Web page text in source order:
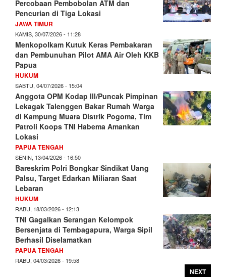
Percobaan Pembobolan ATM dan
Pencurian di Tiga Lokasi
JAWA TIMUR
KAMIS, 30/07/2026 - 11:28
Menkopolkam Kutuk Keras Pembakaran
dan Pembunuhan Pilot AMA Air Oleh KKB
Papua
HUKUM
SABTU, 04/07/2026 - 15:04
Anggota OPM Kodap III/Puncak Pimpinan
Lekagak Talenggen Bakar Rumah Warga
di Kampung Muara Distrik Pogoma, Tim
Patroli Koops TNI Habema Amankan
Lokasi
PAPUA TENGAH
SENIN, 13/04/2026 - 16:50
Bareskrim Polri Bongkar Sindikat Uang
Palsu, Target Edarkan Miliaran Saat
Lebaran
HUKUM
RABU, 18/03/2026 - 12:13
TNI Gagalkan Serangan Kelompok
Bersenjata di Tembagapura, Warga Sipil
Berhasil Diselamatkan
PAPUA TENGAH
RABU, 04/03/2026 - 19:58
NEXT